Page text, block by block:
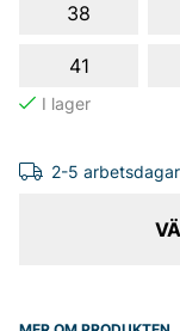
38
41
2-5 arbetsdagar